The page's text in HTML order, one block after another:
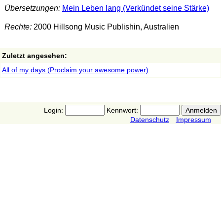
Übersetzungen: Mein Leben lang (Verkündet seine Stärke)
Rechte:2000 Hillsong Music Publishin, Australien
Zuletzt angesehen:
All of my days (Proclaim your awesome power)
Login:
Kennwort:
Datenschutz
Impressum